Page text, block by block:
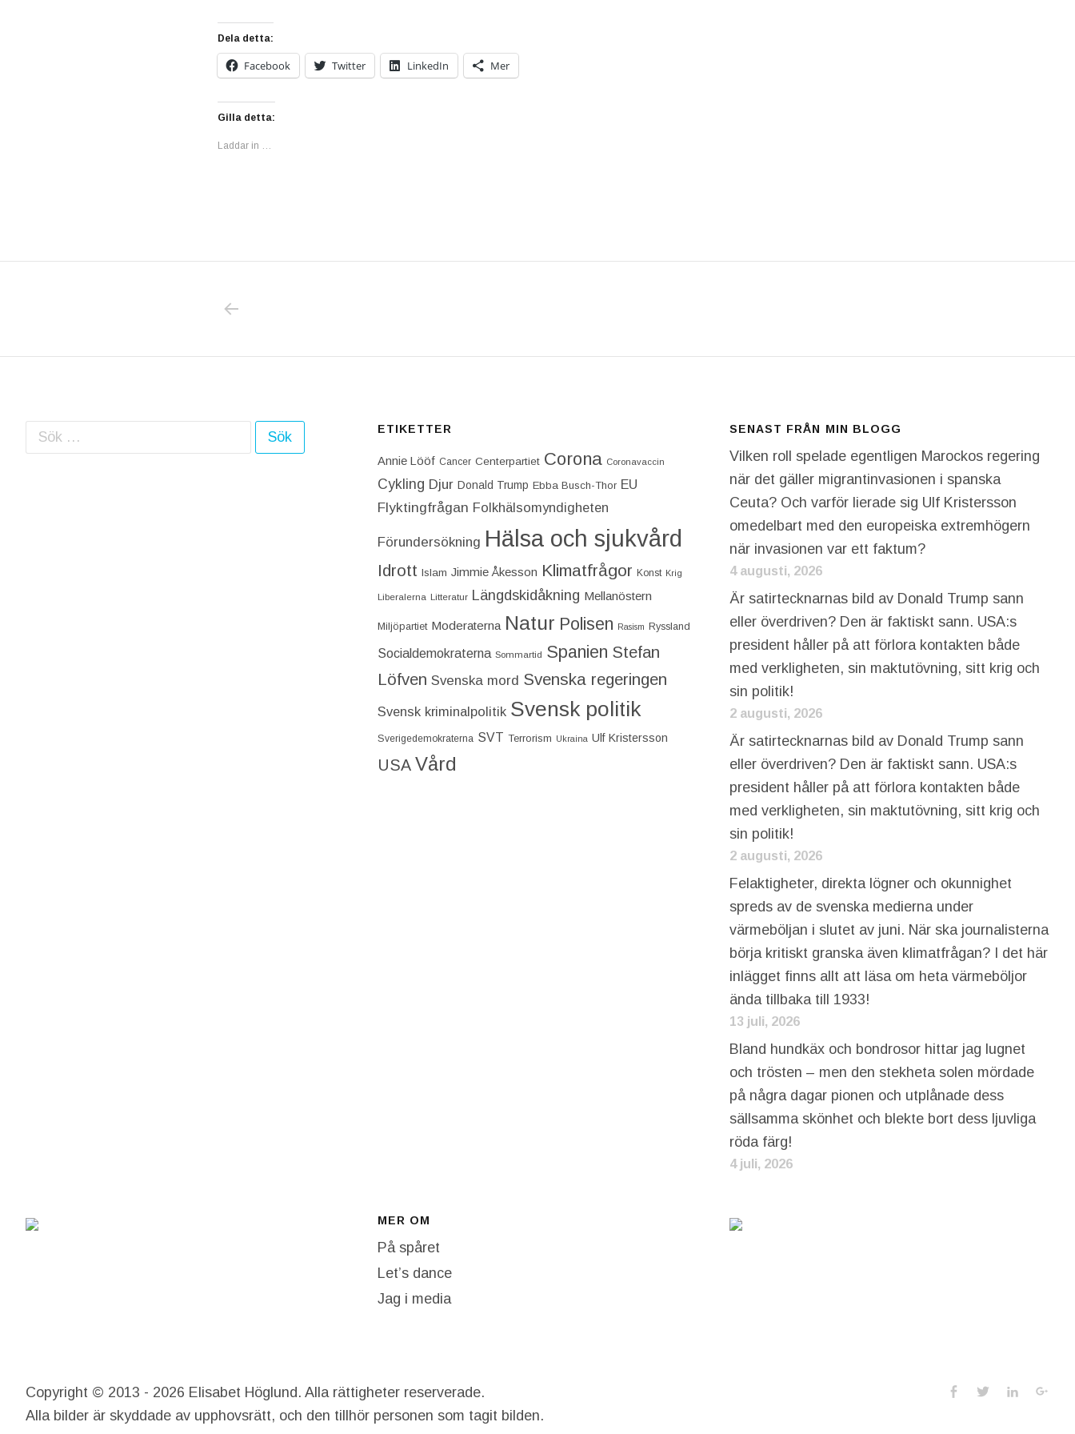
Dela detta:
Facebook Twitter LinkedIn Mer
Gilla detta:
Laddar in …
Sök efter: ETIKETTER
Annie Lööf Cancer Centerpartiet‎ Corona Coronavaccin
Cykling Djur Donald Trump Ebba Busch-Thor EU
Flyktingfrågan Folkhälsomyndigheten
Förundersökning Hälsa och sjukvård
Idrott Islam Jimmie Åkesson Klimatfrågor Konst Krig
Liberalerna Litteratur Längdskidåkning Mellanöstern
Miljöpartiet Moderaterna Natur Polisen Rasism Ryssland
Socialdemokraterna Sommartid Spanien Stefan
Löfven Svenska mord Svenska regeringen
Svensk kriminalpolitik Svensk politik
Sverigedemokraterna SVT Terrorism Ukraina Ulf Kristersson
USA Vård
SENAST FRÅN MIN BLOGG
Vilken roll spelade egentligen Marockos regering
när det gäller migrantinvasionen i spanska
Ceuta? Och varför lierade sig Ulf Kristersson
omedelbart med den europeiska extremhögern
när invasionen var ett faktum?
4 augusti, 2026
Är satirtecknarnas bild av Donald Trump sann
eller överdriven? Den är faktiskt sann. USA:s
president håller på att förlora kontakten både
med verkligheten, sin maktutövning, sitt krig och
sin politik!
2 augusti, 2026
Är satirtecknarnas bild av Donald Trump sann
eller överdriven? Den är faktiskt sann. USA:s
president håller på att förlora kontakten både
med verkligheten, sin maktutövning, sitt krig och
sin politik!
2 augusti, 2026
Felaktigheter, direkta lögner och okunnighet
spreds av de svenska medierna under
värmeböljan i slutet av juni. När ska journalisterna
börja kritiskt granska även klimatfrågan? I det här
inlägget finns allt att läsa om heta värmeböljor
ända tillbaka till 1933!
13 juli, 2026
Bland hundkäx och bondrosor hittar jag lugnet
och trösten – men den stekheta solen mördade
på några dagar pionen och utplånade dess
sällsamma skönhet och blekte bort dess ljuvliga
röda färg!
4 juli, 2026
MER OM
På spåret
Let’s dance
Jag i media
Social
Facebook
TwitterLinkedIn
Copyright © 2013 - 2026 Elisabet Höglund. Alla rättigheter reserverade.
Alla bilder är skyddade av upphovsrätt, och den tillhör personen som tagit bilden.